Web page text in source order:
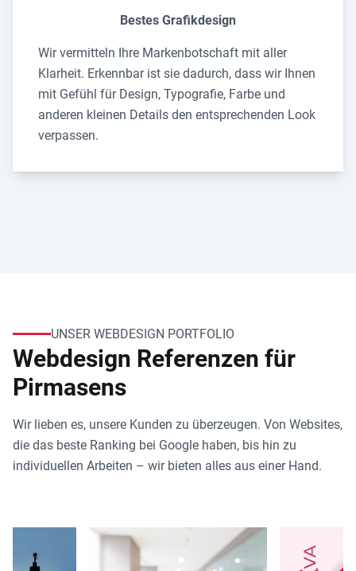
Bestes Grafikdesign
Wir vermitteln Ihre Markenbotschaft mit aller
Klarheit. Erkennbar ist sie dadurch, dass wir Ihnen
mit Gefühl für Design, Typografie, Farbe und
anderen kleinen Details den entsprechenden Look
verpassen.
UNSER WEBDESIGN PORTFOLIO
Webdesign Referenzen für
Pirmasens
Wir lieben es, unsere Kunden zu überzeugen. Von Websites,
die das beste Ranking bei Google haben, bis hin zu
individuellen Arbeiten – wir bieten alles aus einer Hand.